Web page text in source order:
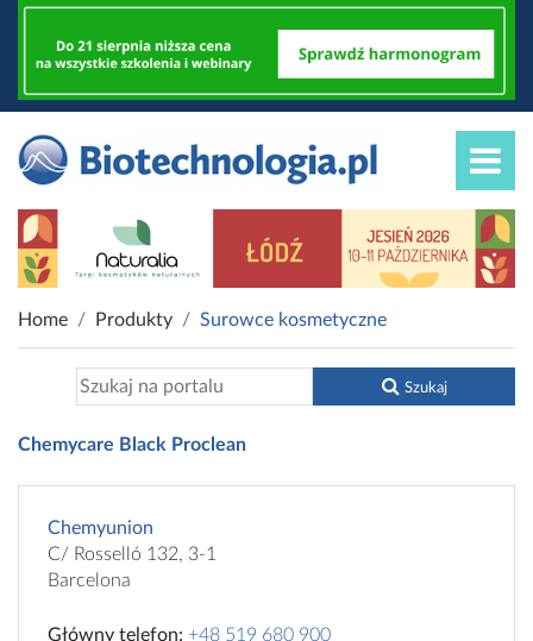
Home Produkty Surowce kosmetyczne
Chemycare Black Proclean
Szukaj
Chemyunion
C/ Rosselló 132, 3-1
Barcelona
Główny telefon: +48 519 680 900